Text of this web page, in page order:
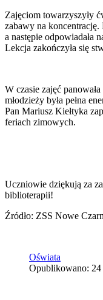
Zajęciom towarzyszyły
zabawy na koncentrację.
a następie odpowiadała
Lekcja zakończyła się
W czasie zajęć
młodzieży była pełna
Pan Mariusz Kiełtyka
feriach zimowych.
Uczniowie dziękują za
biblioterapii!
Źródło: ZSS Nowe
Oświata
Opublikowano: 24